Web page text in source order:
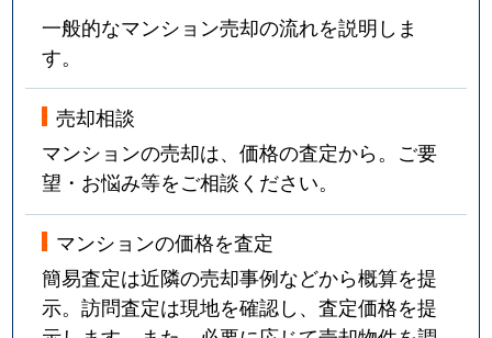
東塚口町
東塚口町
東塚口町
600万円
塚口(ＪＲ)
東塚口町
3,500万円
塚口(ＪＲ)
東塚口町
520万円
東塚口町
1,400万円 塚口(阪急)
一般的なマンション売却の流れを説明しま
す。
売却相談
マンションの売却は、価格の査定から。ご要
望・お悩み等をご相談ください。
マンションの価格を査定
簡易査定は近隣の売却事例などから概算を提
示。訪問査定は現地を確認し、査定価格を提